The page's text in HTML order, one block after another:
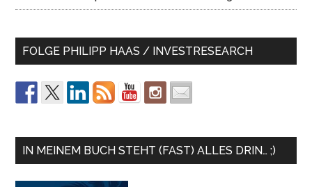
FOLGE PHILIPP HAAS / INVESTRESEARCH
IN MEINEM BUCH STEHT (FAST) ALLES DRIN… ;)